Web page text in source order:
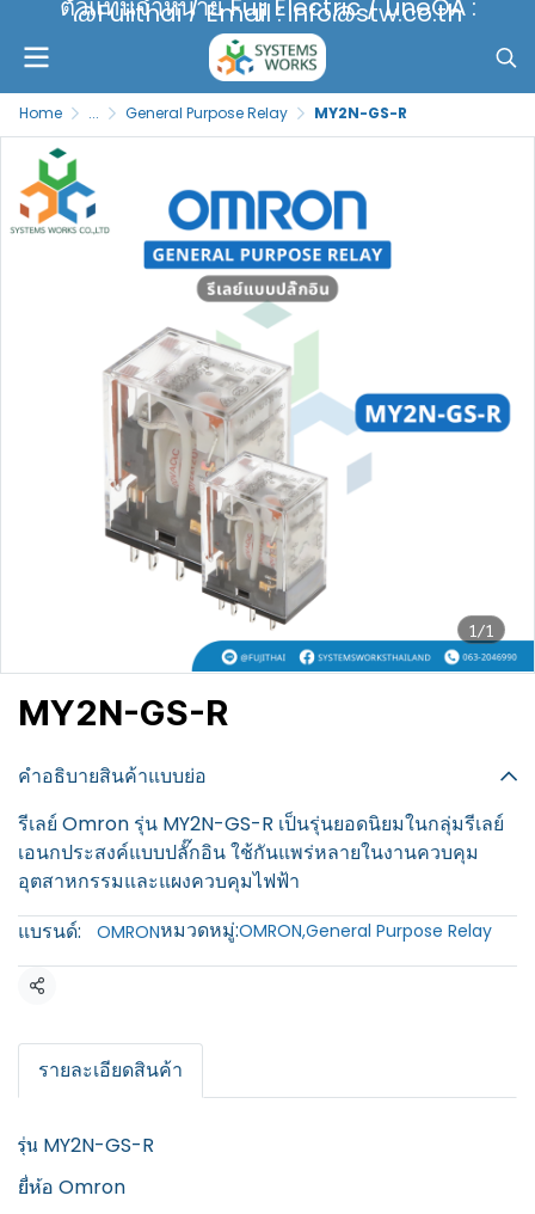
ตัวแทนจำหน่าย Fuji Electric / LineOA :
@Fujithai / Email : info@stw.co.th
Home ... General Purpose Relay MY2N-GS-R
1/1
MY2N-GS-R
คำอธิบายสินค้าแบบย่อ
รีเลย์ Omron รุ่น MY2N-GS-R เป็นรุ่นยอดนิยมในกลุ่มรีเลย์
เอนกประสงค์แบบปลั๊กอิน ใช้กันแพร่หลายในงานควบคุม
อุตสาหกรรมและแผงควบคุมไฟฟ้า
แบรนด์:
OMRONหมวดหมู่:OMRON,General Purpose Relay
แชร์
รายละเอียดสินค้า
รุ่น MY2N-GS-R
ยี่ห้อ Omron